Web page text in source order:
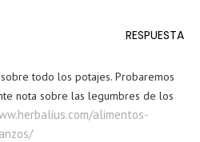
RESPUESTA
todo los potajes. Probaremos
nota sobre las legumbres de los
alimentos-